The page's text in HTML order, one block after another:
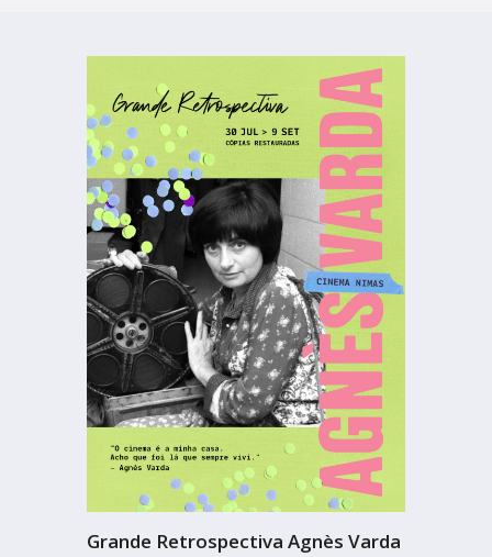
Grande Retrospectiva Agnès Varda